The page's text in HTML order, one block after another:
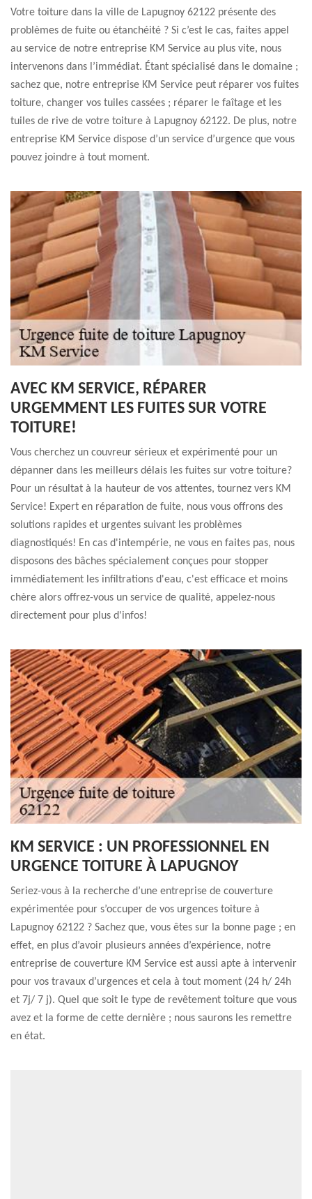
Votre toiture dans la ville de Lapugnoy 62122 présente des
problèmes de fuite ou étanchéité ? Si c’est le cas, faites appel
au service de notre entreprise KM Service au plus vite, nous
intervenons dans l’immédiat. Étant spécialisé dans le domaine ;
sachez que, notre entreprise KM Service peut réparer vos fuites
toiture, changer vos tuiles cassées ; réparer le faîtage et les
tuiles de rive de votre toiture à Lapugnoy 62122. De plus, notre
entreprise KM Service dispose d’un service d’urgence que vous
pouvez joindre à tout moment.
AVEC KM SERVICE, RÉPARER
URGEMMENT LES FUITES SUR VOTRE
TOITURE!
Vous cherchez un couvreur sérieux et expérimenté pour un
dépanner dans les meilleurs délais les fuites sur votre toiture?
Pour un résultat à la hauteur de vos attentes, tournez vers KM
Service! Expert en réparation de fuite, nous vous offrons des
solutions rapides et urgentes suivant les problèmes
diagnostiqués! En cas d'intempérie, ne vous en faites pas, nous
disposons des bâches spécialement conçues pour stopper
immédiatement les infiltrations d'eau, c'est efficace et moins
chère alors offrez-vous un service de qualité, appelez-nous
directement pour plus d'infos!
KM SERVICE : UN PROFESSIONNEL EN
URGENCE TOITURE À LAPUGNOY
Seriez-vous à la recherche d’une entreprise de couverture
expérimentée pour s’occuper de vos urgences toiture à
Lapugnoy 62122 ? Sachez que, vous êtes sur la bonne page ; en
effet, en plus d’avoir plusieurs années d’expérience, notre
entreprise de couverture KM Service est aussi apte à intervenir
pour vos travaux d’urgences et cela à tout moment (24 h/ 24h
et 7j/ 7 j). Quel que soit le type de revêtement toiture que vous
avez et la forme de cette dernière ; nous saurons les remettre
en état.